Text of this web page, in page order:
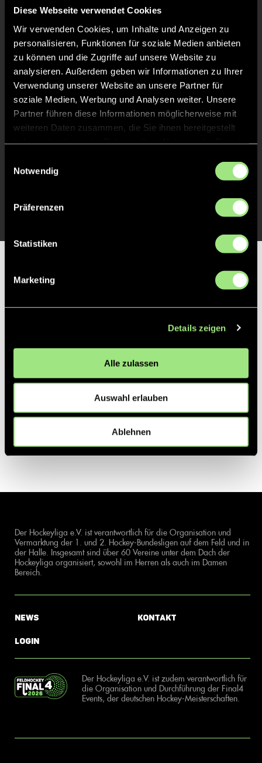
Diese Webseite verwendet Cookies
Wir verwenden Cookies, um Inhalte und Anzeigen zu
personalisieren, Funktionen für soziale Medien anbieten
zu können und die Zugriffe auf unsere Website zu
analysieren. Außerdem geben wir Informationen zu Ihrer
Verwendung unserer Website an unsere Partner für
soziale Medien, Werbung und Analysen weiter. Unsere
Partner führen diese Informationen möglicherweise mit
weiteren Daten zusammen, die Sie ihnen bereitgestellt
Notwendig
Präferenzen
Statistiken
Marketing
Details zeigen
Alle zulassen
Auswahl erlauben
Ablehnen
Keine Daten verfügbar.
Der Hockeyliga e.V. ist verantwortlich für die Organisation und
Vermarktung der 1. und 2. Hockey-Bundesligen auf dem Feld und in
der Halle. Insgesamt sind über 60 Vereine unter dem Dach der
Hockeyliga organisiert, sowohl im Herren als auch im Damen
Bereich.
News
Login
Kontakt
Der Hockeyliga e.V. ist zudem verantwortlich für
die Organisation und Durchführung der Final4
Events, der deutschen Hockey-Meisterschaften.